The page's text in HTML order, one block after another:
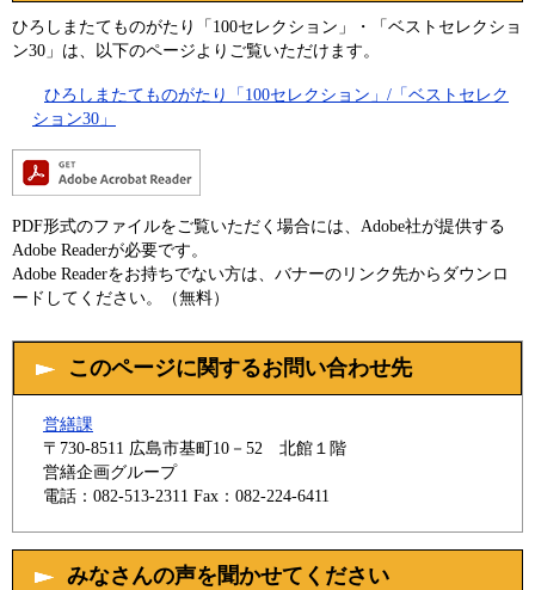
ひろしまたてものがたり「100セレクション」・「ベストセレクショ
ン30」は、以下のページよりご覧いただけます。
ひろしまたてものがたり「100セレクション」/「ベストセレク
ション30」
PDF形式のファイルをご覧いただく場合には、Adobe社が提供する
Adobe Readerが必要です。
Adobe Readerをお持ちでない方は、バナーのリンク先からダウンロ
ードしてください。（無料）
このページに関するお問い合わせ先
営繕課
〒730-8511 広島市基町10－52 北館１階
営繕企画グループ
電話：082-513-2311 Fax：082-224-6411
みなさんの声を聞かせてください